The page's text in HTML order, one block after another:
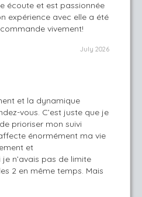
écoute et est passionnée
expérience avec elle a été
vivement!
July 2026
et la dynamique
vous. C’est juste que je
prioriser mon suivi
énormément ma vie
et
n’avais pas de limite
2 en même temps. Mais